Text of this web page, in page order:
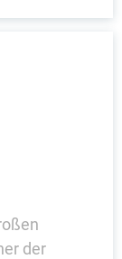
der